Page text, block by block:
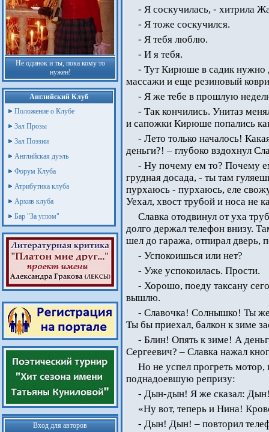
Не одинок и ты, пока кому то
нужен!
Английский Клуб
Положение о Клубе
Зал Прозы
Зал Поэзии
Английская дуэль
Форум Клуба
Атрибутика клуба
Архив клуба
Бар "За углом"
Вход для авторов
- Я соскучилась, - хитрила
- Я тоже соскучился.
- Я тебя люблю.
- И я тебя.
- Тут Кирюше в садик нужно
массажи и еще резиновый
- Я же тебе в прошлую
- Так кончились. Унитаз
и сапожки Кирюше попались
- Лето только началось!
деньги?! – глубоко вздохнул
- Ну почему ем то? Почему
грудная досада, - ты там
пурхаюсь - пурхаюсь, еле
Уехал, хвост трубой и носа не
Славка отодвинул от уха
долго держал телефон внизу.
шел до гаража, отпирал дверь,
- Успокоишься или нет?
- Уже успокоилась. Прости.
- Хорошо, поеду таксану
вышлю.
- Славочка! Солнышко! Ты
Ты бы приехал, балкон к зиме
- Блин! Опять к зиме! А
Сергеевич? – Славка нажал
Но не успел прогреть
поднадоевшую репризу:
- Дын-дын! Я же сказал:
«Ну вот, теперь и Нина!
- Дын! Дын! – повторил